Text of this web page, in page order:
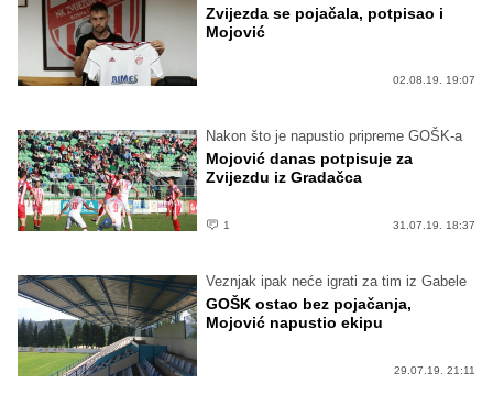
Zvijezda se pojačala, potpisao i
Mojović
02.08.19. 19:07
Nakon što je napustio pripreme GOŠK-a
Mojović danas potpisuje za
Zvijezdu iz Gradačca
1 31.07.19. 18:37
Veznjak ipak neće igrati za tim iz Gabele
GOŠK ostao bez pojačanja,
Mojović napustio ekipu
29.07.19. 21:11